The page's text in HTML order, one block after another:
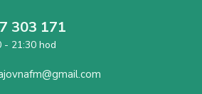
303 171
- 21:30 hod